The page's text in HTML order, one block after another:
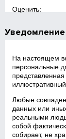
Оценить:
На настоящем
персональные
Любые
данных или
реальными
собой
собирает, не